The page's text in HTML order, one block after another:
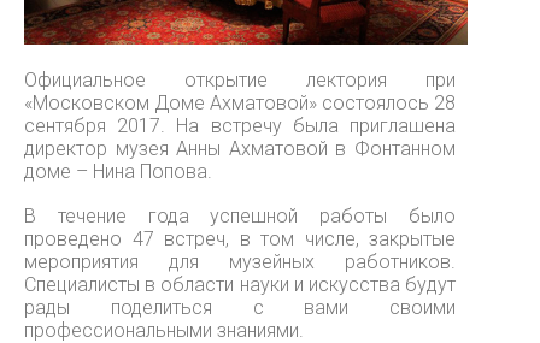
Официальное открытие лектория при
«Московском Доме Ахматовой» состоялось 28
сентября 2017. На встречу была приглашена
директор музея Анны Ахматовой в Фонтанном
доме – Нина Попова.
В течение года успешной работы было
проведено 47 встреч, в том числе, закрытые
мероприятия для музейных работников.
Специалисты в области науки и искусства будут
рады поделиться с вами своими
профессиональными знаниями.